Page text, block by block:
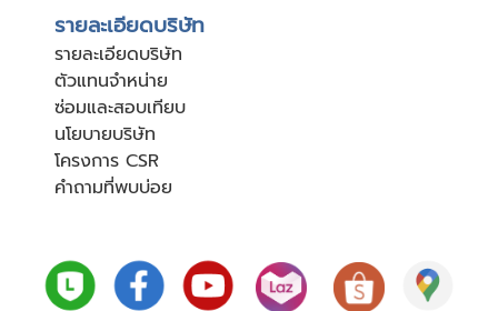
รายละเอียดบริษัท
รายละเอียดบริษัท
ตัวแทนจำหน่าย
ซ่อมและสอบเทียบ
นโยบายบริษัท
โครงการ CSR
คำถามที่พบบ่อย